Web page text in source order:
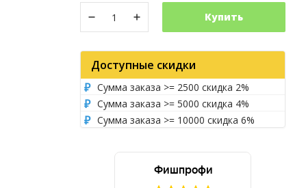
Купить
Доступные скидки
Сумма заказа >= 2500 скидка 2%
Сумма заказа >= 5000 скидка 4%
Сумма заказа >= 10000 скидка 6%